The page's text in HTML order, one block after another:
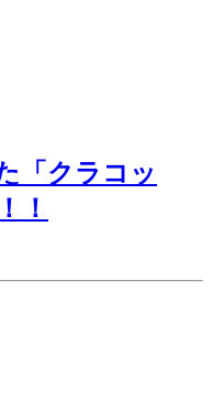
「クラコッ
！